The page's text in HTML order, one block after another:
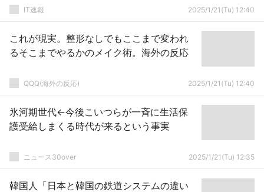
IT速報 2025/1/21(Tu) 12:40
これが現実。整形なしでもここまで変われ
るそこまでやるかのメイク術。海外の反応
QQQ(海外の反応) 2025/1/21(Tu) 12:40
氷河期世代←今後こいつらが一斉に生活保
護受給しまくる時代が来るという事実
ニュース30over 2025/1/21(Tu) 12:35
韓国人「日本と韓国の鉄道システムの違い